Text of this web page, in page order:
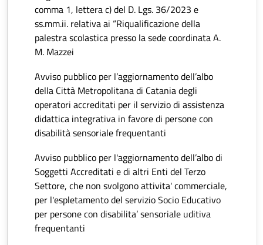
comma 1, lettera c) del D. Lgs. 36/2023 e
ss.mm.ii. relativa ai “Riqualificazione della
palestra scolastica presso la sede coordinata A.
M. Mazzei
Avviso pubblico per l’aggiornamento dell’albo
della Città Metropolitana di Catania degli
operatori accreditati per il servizio di assistenza
didattica integrativa in favore di persone con
disabilità sensoriale frequentanti
Avviso pubblico per l'aggiornamento dell’albo di
Soggetti Accreditati e di altri Enti del Terzo
Settore, che non svolgono attivita' commerciale,
per l'espletamento del servizio Socio Educativo
per persone con disabilita’ sensoriale uditiva
frequentanti